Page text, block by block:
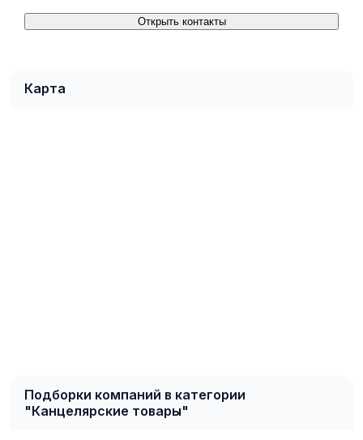
Открыть контакты
Карта
Подборки компаний в категории
"Канцелярские товары"